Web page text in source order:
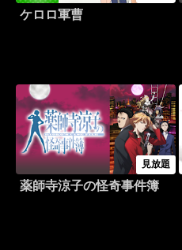
ケロロ軍曹
見放題
薬師寺涼子の怪奇事件簿